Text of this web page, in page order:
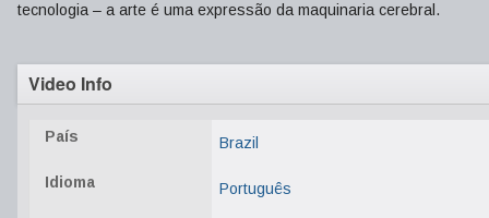
tecnologia – a arte é uma expressão da maquinaria cerebral.
Video Info
País Brazil
Idioma Português